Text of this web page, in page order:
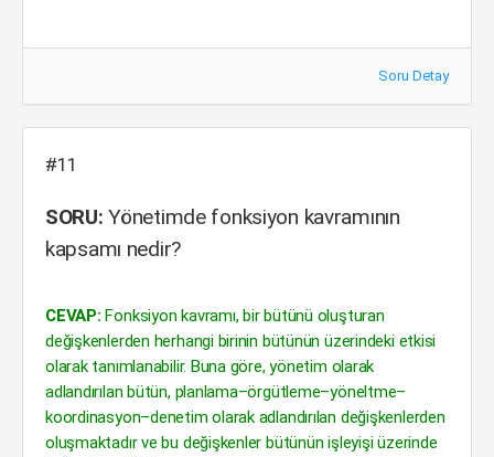
Soru Detay
#11
SORU: Yönetimde fonksiyon kavramının
kapsamı nedir?
CEVAP: Fonksiyon kavramı, bir bütünü oluşturan
değişkenlerden herhangi birinin bütünün üzerindeki etkisi
olarak tanımlanabilir. Buna göre, yönetim olarak
adlandırılan bütün, planlama–örgütleme–yöneltme–
koordinasyon–denetim olarak adlandırılan değişkenlerden
oluşmaktadır ve bu değişkenler bütünün işleyişi üzerinde